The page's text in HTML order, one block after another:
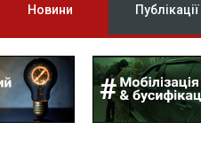
Новини Публікації